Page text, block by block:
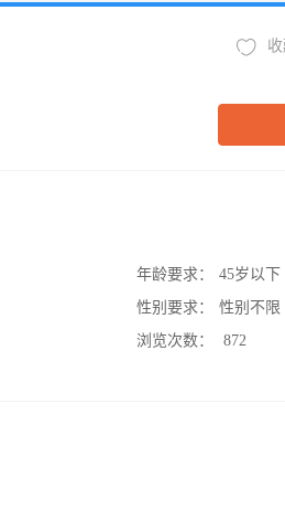
年龄要求：
45岁以下
性别要求：
性别不限
浏览次数：
872